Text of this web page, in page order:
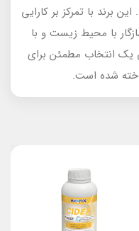
برند با تمرکز بر کارایی
با محیط زیست و با
یک انتخاب مطمئن برای
شده است.